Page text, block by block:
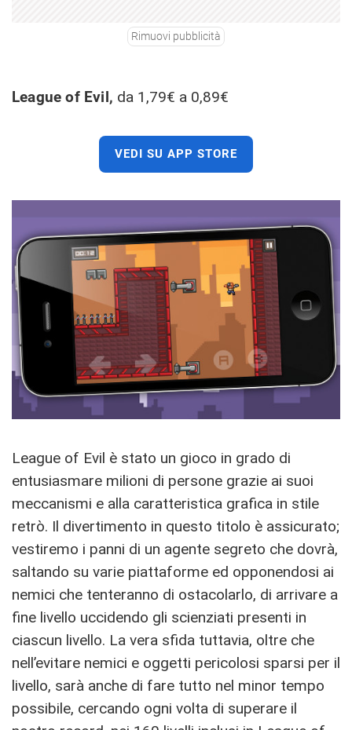
Rimuovi pubblicità
League of Evil, da 1,79€ a 0,89€
VEDI SU APP STORE
League of Evil è stato un gioco in grado di
entusiasmare milioni di persone grazie ai suoi
meccanismi e alla caratteristica grafica in stile
retrò. Il divertimento in questo titolo è assicurato;
vestiremo i panni di un agente segreto che dovrà,
saltando su varie piattaforme ed opponendosi ai
nemici che tenteranno di ostacolarlo, di arrivare a
fine livello uccidendo gli scienziati presenti in
ciascun livello. La vera sfida tuttavia, oltre che
nell’evitare nemici e oggetti pericolosi sparsi per il
livello, sarà anche di fare tutto nel minor tempo
possibile, cercando ogni volta di superare il